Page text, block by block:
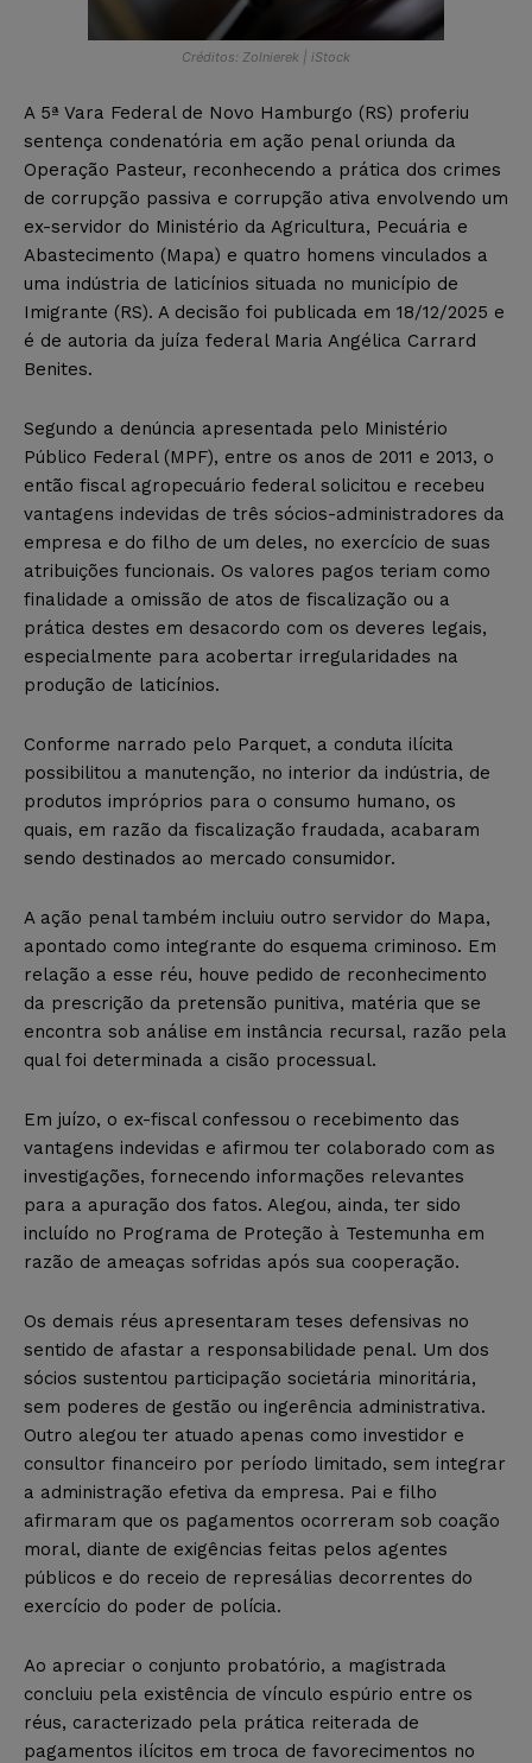
Créditos: Zolnierek | iStock
A 5ª Vara Federal de Novo Hamburgo (RS) proferiu
sentença condenatória em ação penal oriunda da
Operação Pasteur, reconhecendo a prática dos crimes
de corrupção passiva e corrupção ativa envolvendo um
ex-servidor do Ministério da Agricultura, Pecuária e
Abastecimento (Mapa) e quatro homens vinculados a
uma indústria de laticínios situada no município de
Imigrante (RS). A decisão foi publicada em 18/12/2025 e
é de autoria da juíza federal Maria Angélica Carrard
Benites.
Segundo a denúncia apresentada pelo Ministério
Público Federal (MPF), entre os anos de 2011 e 2013, o
então fiscal agropecuário federal solicitou e recebeu
vantagens indevidas de três sócios-administradores da
empresa e do filho de um deles, no exercício de suas
atribuições funcionais. Os valores pagos teriam como
finalidade a omissão de atos de fiscalização ou a
prática destes em desacordo com os deveres legais,
especialmente para acobertar irregularidades na
produção de laticínios.
Conforme narrado pelo Parquet, a conduta ilícita
possibilitou a manutenção, no interior da indústria, de
produtos impróprios para o consumo humano, os
quais, em razão da fiscalização fraudada, acabaram
sendo destinados ao mercado consumidor.
A ação penal também incluiu outro servidor do Mapa,
apontado como integrante do esquema criminoso. Em
relação a esse réu, houve pedido de reconhecimento
da prescrição da pretensão punitiva, matéria que se
encontra sob análise em instância recursal, razão pela
qual foi determinada a cisão processual.
Em juízo, o ex-fiscal confessou o recebimento das
vantagens indevidas e afirmou ter colaborado com as
investigações, fornecendo informações relevantes
para a apuração dos fatos. Alegou, ainda, ter sido
incluído no Programa de Proteção à Testemunha em
razão de ameaças sofridas após sua cooperação.
Os demais réus apresentaram teses defensivas no
sentido de afastar a responsabilidade penal. Um dos
sócios sustentou participação societária minoritária,
sem poderes de gestão ou ingerência administrativa.
Outro alegou ter atuado apenas como investidor e
consultor financeiro por período limitado, sem integrar
a administração efetiva da empresa. Pai e filho
afirmaram que os pagamentos ocorreram sob coação
moral, diante de exigências feitas pelos agentes
públicos e do receio de represálias decorrentes do
exercício do poder de polícia.
Ao apreciar o conjunto probatório, a magistrada
concluiu pela existência de vínculo espúrio entre os
réus, caracterizado pela prática reiterada de
pagamentos ilícitos em troca de favorecimentos no